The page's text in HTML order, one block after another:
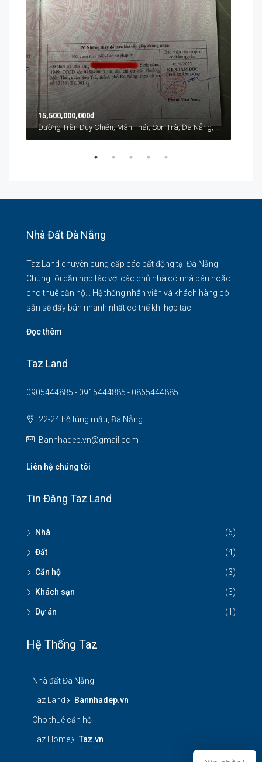
15,500,000,000đ
Đường Trần Duy Chiến, Mân Thái, Sơn Trà, Đà Nẵng, Việt Nam
Nhà Đất Đà Nẵng
Taz Land chuyên cung cấp các bất động tại Đà Nẵng.
Chúng tôi cần hợp tác với các chủ nhà có nhà bán hoặc
cho thuê căn hộ... Hệ thống nhân viên và khách hàng có
sẵn sẽ đẩy bán nhanh nhất có thể khi hợp tác.
Đọc thêm
Taz Land
0905444885 - 0915444885 - 0865444885
22-24 hồ tùng mậu, Đà Nẵng
Bannhadep.vn@gmail.com
Liên hệ chúng tôi
Tin Đăng Taz Land
Nhà (6)
Đất (4)
Căn hộ (3)
Khách sạn (3)
Dự án (1)
Hệ Thống Taz
Nhà đất Đà Nẵng
Taz Land - Bannhadep.vn
Cho thuê căn hộ
Taz Home - Taz.vn